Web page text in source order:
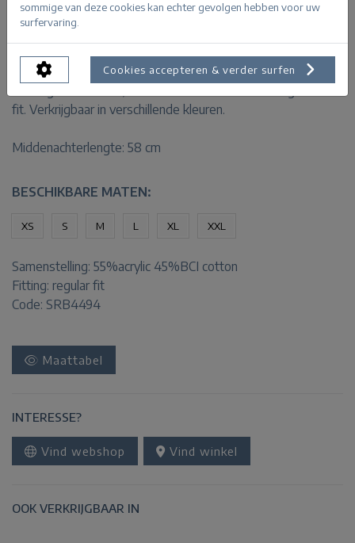
PRODUCTINFORMATIE
De Sweet Pointelle is een ajourgebreide trui met een
fit. Verkrijgbaar in verschillende kleuren.
Middenachterlengte: 58 cm
BESCHIKBARE MATEN:
XS S M L XL XXL
Samenstelling: 55%acrylic 45%BCI cotton
Fitting: regular fit
Code: SRB4494
Maattabel
INTERESSE?
Vind webshop Vind winkel
OOK VERKRIJGBAAR IN
sommige van deze cookies kan echter gevolgen hebben voor uw
surfervaring.
Cookies accepteren & verder surfen